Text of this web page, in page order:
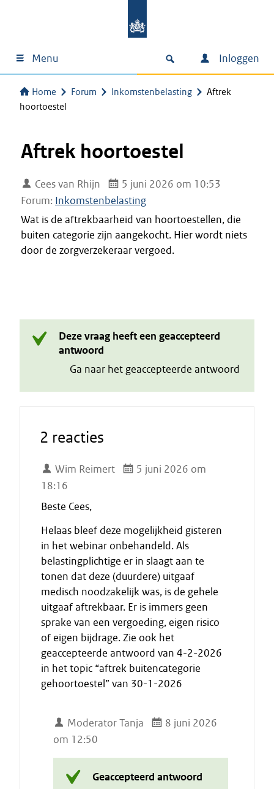
Menu Inloggen
Home Forum Inkomstenbelasting
Aftrek
hoortoestel
Aftrek hoortoestel
Cees van Rhijn
5 juni 2026 om 10:53
Forum: Inkomstenbelasting
Wat is de aftrekbaarheid van hoortoestellen, die
buiten categorie zijn aangekocht. Hier wordt niets
door de zorgverzekeraar vergoed.
Deze vraag heeft een geaccepteerd
antwoord
Ga naar het geaccepteerde antwoord
2 reacties
Wim Reimert
5 juni 2026 om
18:16
Beste Cees,
Helaas bleef deze mogelijkheid gisteren
in het webinar onbehandeld. Als
belastingplichtige er in slaagt aan te
tonen dat deze (duurdere) uitgaaf
medisch noodzakelijk was, is de gehele
uitgaaf aftrekbaar. Er is immers geen
sprake van een vergoeding, eigen risico
of eigen bijdrage. Zie ook het
geaccepteerde antwoord van 4-2-2026
in het topic “aftrek buitencategorie
gehoortoestel” van 30-1-2026
Moderator Tanja
8 juni 2026
om 12:50
Geaccepteerd antwoord